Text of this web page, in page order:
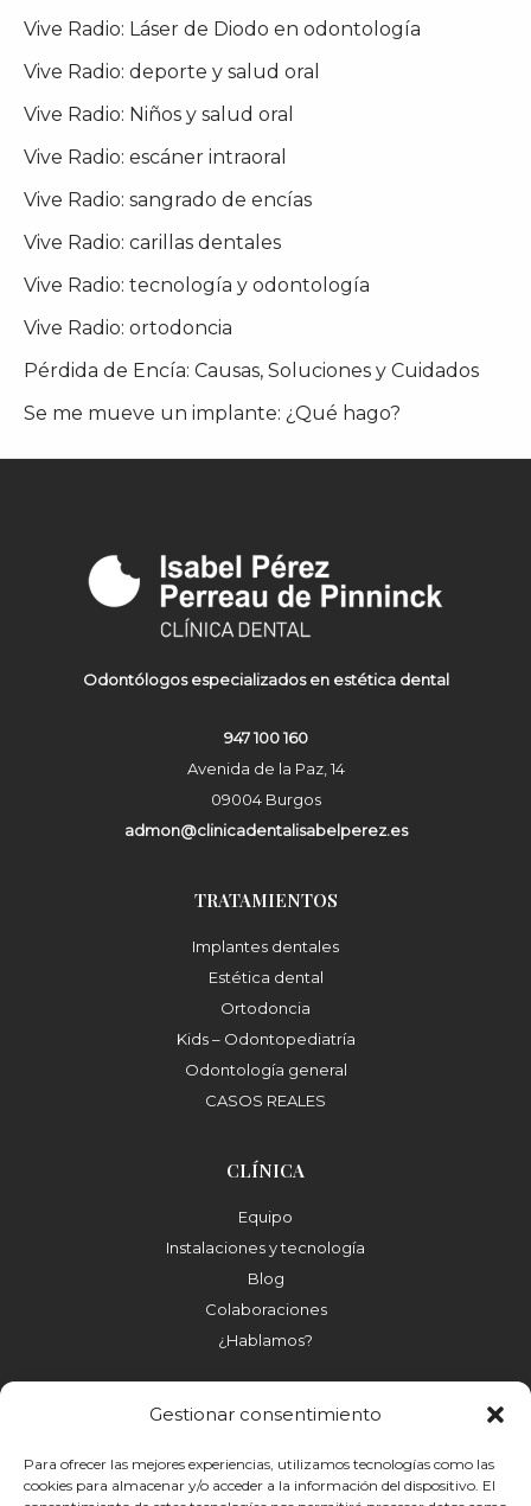
Gestionar consentimiento
Para ofrecer las mejores experiencias, utilizamos tecnologías como las
cookies para almacenar y/o acceder a la información del dispositivo. El
Vive Radio: Láser de Diodo en odontología
Vive Radio: deporte y salud oral
Vive Radio: Niños y salud oral
Vive Radio: escáner intraoral
Vive Radio: sangrado de encías
Vive Radio: carillas dentales
Vive Radio: tecnología y odontología
Vive Radio: ortodoncia
Pérdida de Encía: Causas, Soluciones y Cuidados
Se me mueve un implante: ¿Qué hago?
Odontólogos especializados en estética dental
947 100 160
Avenida de la Paz, 14
09004 Burgos
admon@clinicadentalisabelperez.es
TRATAMIENTOS
Implantes dentales
Estética dental
Ortodoncia
Kids – Odontopediatría
Odontología general
CASOS REALES
CLÍNICA
Equipo
Instalaciones y tecnología
Blog
Colaboraciones
¿Hablamos?